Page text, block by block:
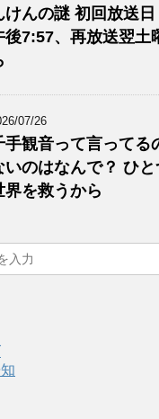
けんの謎 初回放送
後7:57、再放送翌土
07/26
手観音って言ってる
いのはなんで？ ひ
界を救うから